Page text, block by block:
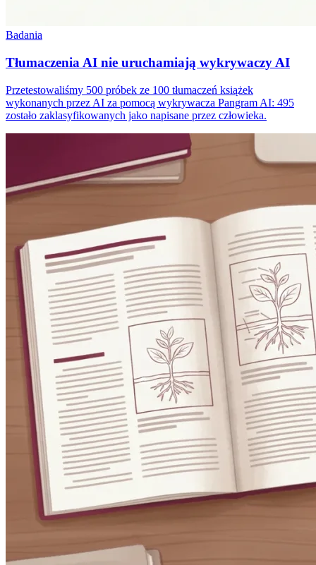
Badania
Tłumaczenia AI nie uruchamiają wykrywaczy AI
Przetestowaliśmy 500 próbek ze 100 tłumaczeń książek
wykonanych przez AI za pomocą wykrywacza Pangram AI: 495
zostało zaklasyfikowanych jako napisane przez człowieka.